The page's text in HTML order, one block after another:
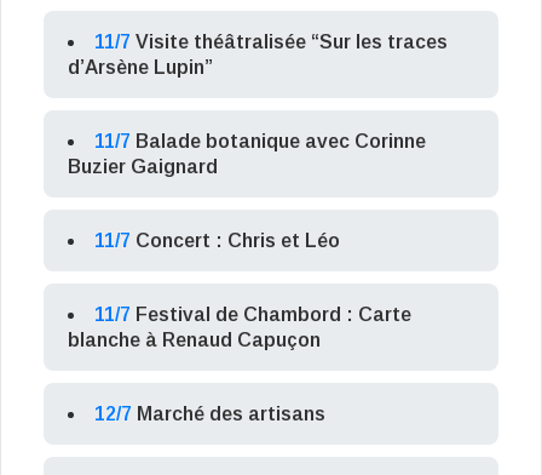
11/7 Visite théâtralisée “Sur les traces
d’Arsène Lupin”
11/7 Balade botanique avec Corinne
Buzier Gaignard
11/7 Concert : Chris et Léo
11/7 Festival de Chambord : Carte
blanche à Renaud Capuçon
12/7 Marché des artisans